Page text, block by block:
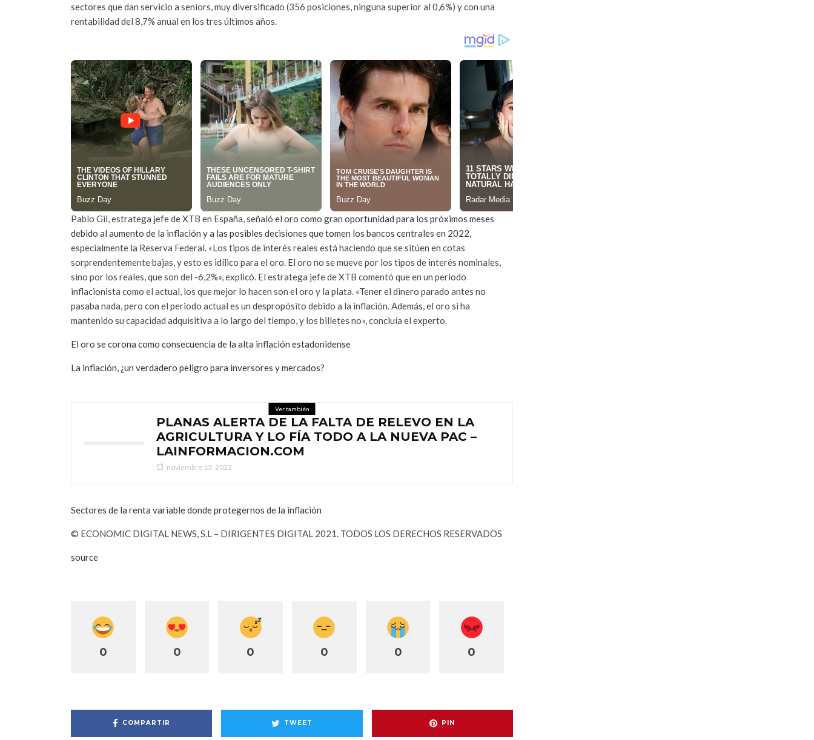
sectores que dan servicio a seniors, muy diversificado (356 posiciones, ninguna superior al 0,6%) y con una
rentabilidad del 8,7% anual en los tres últimos años.
Pablo Gil, estratega jefe de XTB en España, señaló el oro como gran oportunidad para los próximos meses
debido al aumento de la inflación y a las posibles decisiones que tomen los bancos centrales en 2022,
especialmente la Reserva Federal. «Los tipos de interés reales está haciendo que se sitúen en cotas
sorprendentemente bajas, y esto es idílico para el oro. El oro no se mueve por los tipos de interés nominales,
sino por los reales, que son del -6,2%», explicó. El estratega jefe de XTB comentó que en un periodo
inflacionista como el actual, los que mejor lo hacen son el oro y la plata. «Tener el dinero parado antes no
pasaba nada, pero con el periodo actual es un despropósito debido a la inflación. Además, el oro si ha
mantenido su capacidad adquisitiva a lo largo del tiempo, y los billetes no», concluía el experto.
El oro se corona como consecuencia de la alta inflación estadonidense
La inflación, ¿un verdadero peligro para inversores y mercados?
Ver también
PLANAS ALERTA DE LA FALTA DE RELEVO EN LA
AGRICULTURA Y LO FÍA TODO A LA NUEVA PAC –
LAINFORMACION.COM
noviembre 13, 2022
Sectores de la renta variable donde protegernos de la inflación
© ECONOMIC DIGITAL NEWS, S.L – DIRIGENTES DIGITAL 2021. TODOS LOS DERECHOS RESERVADOS
source
0 0 0 0 0 0
COMPARTIR TWEET PIN